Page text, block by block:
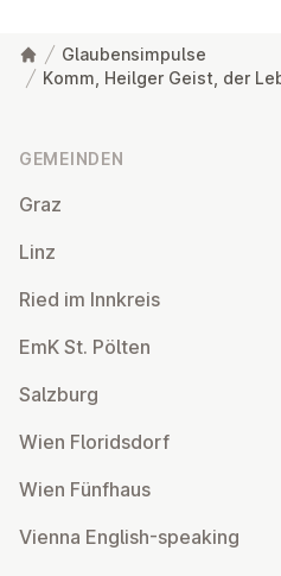
Glaubensimpulse
Komm, Heilger Geist, der
GEMEINDEN
Graz
Linz
Ried im Innkreis
EmK St. Pölten
Salzburg
Wien Flo­rids­dorf
Wien Fünfhaus
Vienna English-speaking